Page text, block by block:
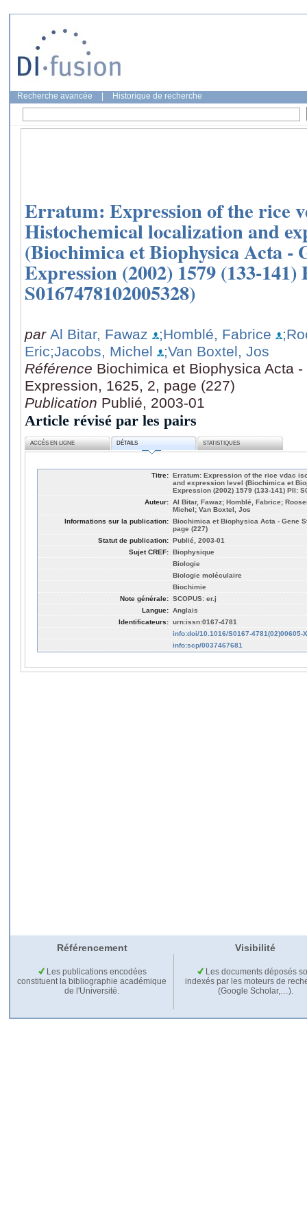
Recherche avancée Historique de recherche
Erratum: Expression of the rice
Histochemical localization and
(Biochimica et Biophysica Acta -
Expression (2002) 1579 (133-
S0167478102005328)
par Al Bitar, Fawaz ;Homblé, Fabrice
Eric;Jacobs, Michel
;Van Boxtel, Jos
Référence Biochimica et Biophysica Acta
Expression, 1625, 2, page (227)
Publication Publié, 2003-01
Article révisé par les pairs
ACCÈS EN LIGNE DÉTAILS STATISTIQUES
Titre: Erratum: Expression of the rice vdac
and expression level (Biochimica et
Expression (2002) 1579 (133-141) PII:
Auteur: Al Bitar, Fawaz; Homblé, Fabrice;
Michel; Van Boxtel, Jos
Informations sur la publication: Biochimica et Biophysica Acta - Gene
page (227)
Statut de publication: Publié, 2003-01
Sujet CREF: Biophysique
Biologie
Biologie moléculaire
Biochimie
Note générale: SCOPUS: er.j
Langue: Anglais
Identificateurs: urn:issn:0167-4781
info:doi/10.1016/S0167-4781(02)00605-X
info:scp/0037467681
Référencement Visibilité
Les publications encodées
constituent la bibliographie académique
de l'Université.
Les documents déposés
indexés par les moteurs de
(Google Scholar,…).